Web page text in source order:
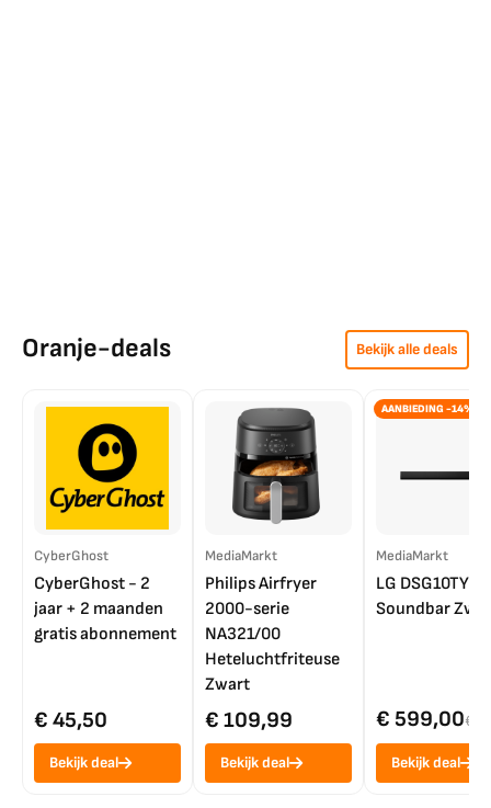
Oranje-deals Bekijk alle deals
CyberGhost
CyberGhost - 2
jaar + 2 maanden
gratis abonnement
€ 45,50
Bekijk deal
MediaMarkt
Philips Airfryer
2000-serie
NA321/00
Heteluchtfriteuse
Zwart
€ 109,99
Bekijk deal
AANBIEDING -14%
MediaMarkt
LG DSG10TY
Soundbar
€ 599,00€
Bekijk deal